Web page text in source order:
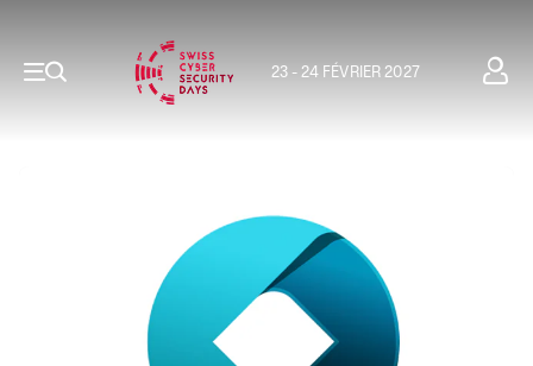
23 - 24 FÉVRIER 2027